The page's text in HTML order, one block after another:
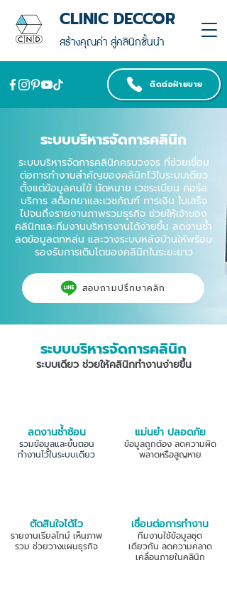
สร้างคุณค่า สู่คลินิกชั้นนำ
CLINIC DECCOR
ติดต่อฝ่ายขาย
ระบบบริหารจัดการคลินิก
ระบบบริหารจัดการคลินิกครบวงจร ที่ช่วยเชื่อม
ต่อการทำงานสำคัญของคลินิกไว้ในระบบเดียว
ตั้งแต่ข้อมูลคนไข้ นัดหมาย เวชระเบียน คอร์ส
บริการ สต็อกยาและเวชภัณฑ์ การเงิน ใบเสร็จ
ไปจนถึงรายงานภาพรวมธุรกิจ ช่วยให้เจ้าของ
คลินิกและทีมงานบริหารงานได้ง่ายขึ้น ลดงานซ้ำ
ลดข้อมูลตกหล่น และวางระบบหลังบ้านให้พร้อม
รองรับการเติบโตของคลินิกในระยะยาว
สอบถามปรึกษาคลิก
ระบบบริหารจัดการคลินิก
ระบบเดียว ช่วยให้คลินิกทำงานง่ายขึ้น
ลดงานซ้ำซ้อน
รวมข้อมูลและขั้นตอน
ทำงานไว้ในระบบเดียว
ตัดสินใจได้ไว
รายงานเรียลไทม์ เห็นภาพ
รวม ช่วยวางแผนธุรกิจ
แม่นยำ ปลอดภัย
ข้อมูลถูกต้อง ลดความผิด
พลาดหรือสูญหาย
เชื่อมต่อการทำงาน
ทีมงานใช้ข้อมูลชุด
เดียวกัน ลดความคลาด
เคลื่อนภายในคลินิก